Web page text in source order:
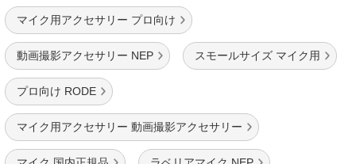
マイク用アクセサリー プロ向け
動画撮影アクセサリー NEP スモールサイズ マイク用
プロ向け RODE
マイク用アクセサリー 動画撮影アクセサリー